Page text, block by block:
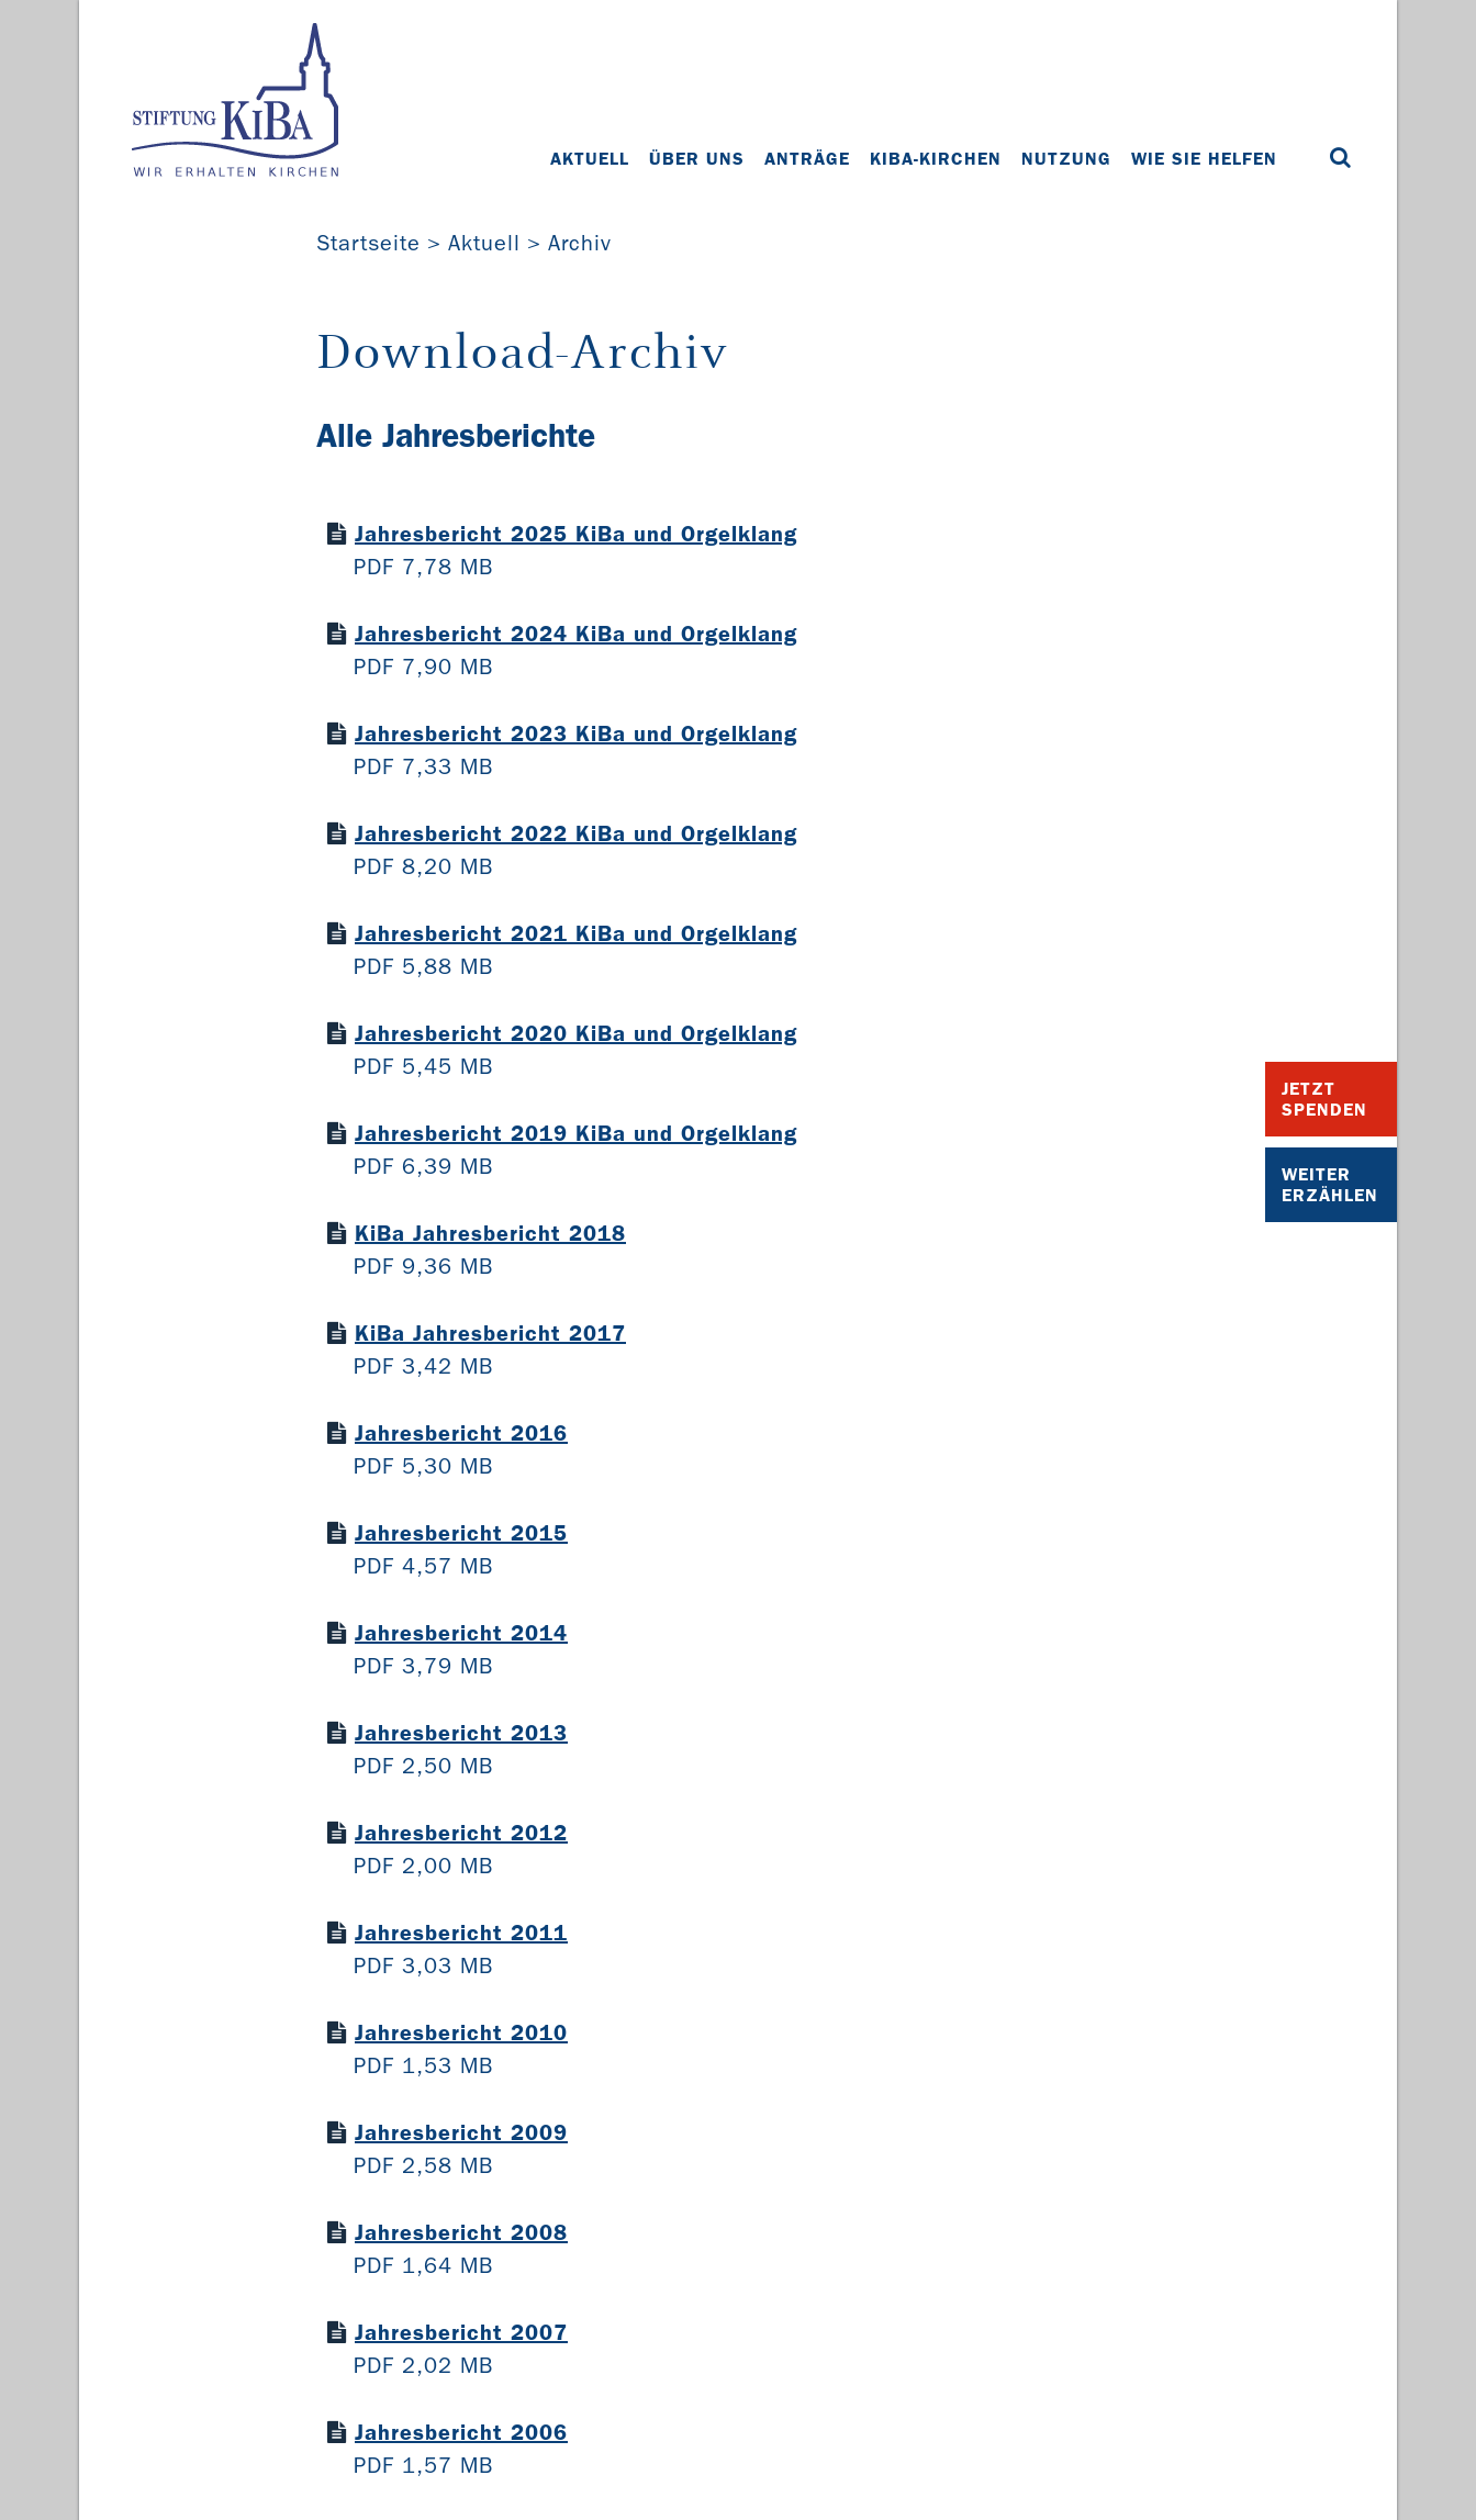
AKTUELL ÜBER UNS ANTRÄGE KIBA-KIRCHEN NUTZUNG WIE SIE HELFEN
JETZT
SPENDEN
WEITER
ERZÄHLEN
Startseite Aktuell Archiv
Download-Archiv
Alle Jahresberichte
Jahresbericht 2025 KiBa und Orgelklang
PDF 7,78 MB
Jahresbericht 2024 KiBa und Orgelklang
PDF 7,90 MB
Jahresbericht 2023 KiBa und Orgelklang
PDF 7,33 MB
Jahresbericht 2022 KiBa und Orgelklang
PDF 8,20 MB
Jahresbericht 2021 KiBa und Orgelklang
PDF 5,88 MB
Jahresbericht 2020 KiBa und Orgelklang
PDF 5,45 MB
Jahresbericht 2019 KiBa und Orgelklang
PDF 6,39 MB
KiBa Jahresbericht 2018
PDF 9,36 MB
KiBa Jahresbericht 2017
PDF 3,42 MB
Jahresbericht 2016
PDF 5,30 MB
Jahresbericht 2015
PDF 4,57 MB
Jahresbericht 2014
PDF 3,79 MB
Jahresbericht 2013
PDF 2,50 MB
Jahresbericht 2012
PDF 2,00 MB
Jahresbericht 2011
PDF 3,03 MB
Jahresbericht 2010
PDF 1,53 MB
Jahresbericht 2009
PDF 2,58 MB
Jahresbericht 2008
PDF 1,64 MB
Jahresbericht 2007
PDF 2,02 MB
Jahresbericht 2006
PDF 1,57 MB